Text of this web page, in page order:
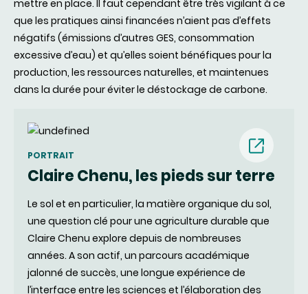
mettre en place. Il faut cependant être très vigilant à ce
que les pratiques ainsi financées n’aient pas d’effets
négatifs (émissions d’autres GES, consommation
excessive d’eau) et qu’elles soient bénéfiques pour la
production, les ressources naturelles, et maintenues
dans la durée pour éviter le déstockage de carbone.
PORTRAIT
Claire Chenu, les pieds sur terre
fenêtre)
Le sol et en particulier, la matière organique du sol,
une question clé pour une agriculture durable que
Claire Chenu explore depuis de nombreuses
années. A son actif, un parcours académique
jalonné de succès, une longue expérience de
l’interface entre les sciences et l’élaboration des